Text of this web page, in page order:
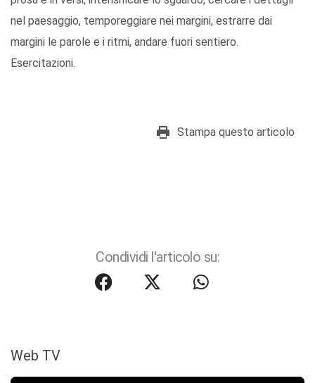
nel paesaggio, temporeggiare nei margini, estrarre dai
margini le parole e i ritmi, andare fuori sentiero.
Esercitazioni.
Stampa questo articolo
Condividi l'articolo su:
Web TV